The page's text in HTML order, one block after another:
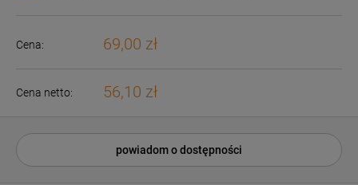
Cena: 69,00 zł
Cena netto: 56,10 zł
powiadom o dostępności